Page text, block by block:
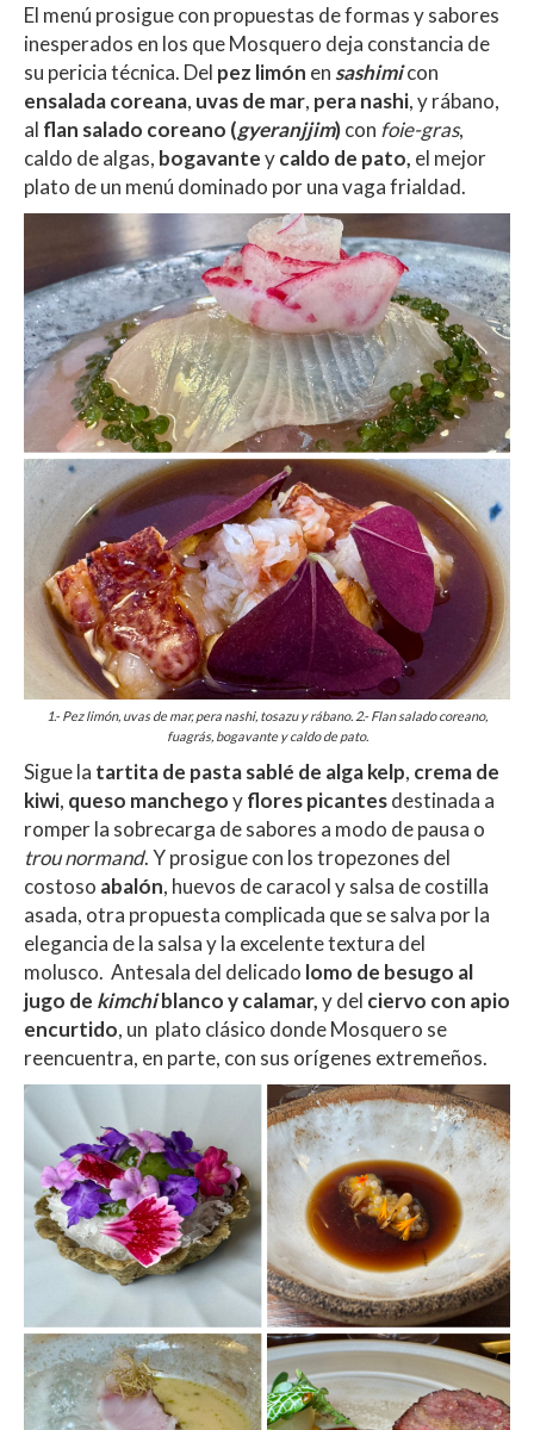
El menú prosigue con propuestas de formas y sabores
inesperados en los que Mosquero deja constancia de
su pericia técnica. Del pez limón en sashimicon
ensalada coreana, uvas de mar, pera nashi, y rábano,
al flan salado coreano (gyeranjjim)con foie-gras,
caldo de algas, bogavanteycaldo de pato, el mejor
plato de un menú dominado por una vaga frialdad.
1.- Pez limón, uvas de mar, pera nashi, tosazu y rábano. 2.- Flan salado coreano,
fuagrás, bogavante y caldo de pato.
Sigue la tartita de pasta sablé de alga kelp, crema de
kiwi, queso manchegoyflores picantesdestinada a
romper la sobrecarga de sabores a modo de pausa o
trou normand. Y prosigue con los tropezones del
costoso abalón, huevos de caracol y salsa de costilla
asada, otra propuesta complicada que se salva por la
elegancia de la salsa y la excelente textura del
molusco. Antesala del delicado lomo de besugo al
jugo de kimchiblanco y calamar,y del ciervo con apio
encurtido, un plato clásico donde Mosquero se
reencuentra, en parte, con sus orígenes extremeños.